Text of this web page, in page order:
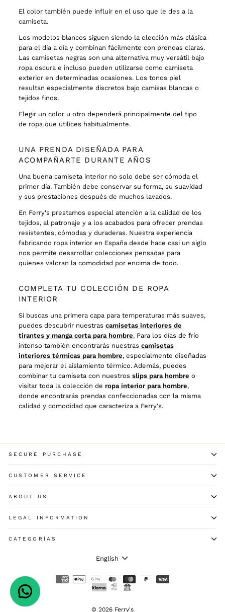
El color también puede influir en el uso que le des a la
camiseta.
Los modelos blancos siguen siendo la elección más clásica
para el día a día y combinan fácilmente con prendas claras.
Las camisetas negras son una alternativa muy versátil bajo
ropa oscura e incluso pueden utilizarse como camiseta
exterior en determinadas ocasiones. Los tonos piel
resultan especialmente discretos bajo camisas blancas o
tejidos finos.
Elegir un color u otro dependerá principalmente del tipo
de ropa que utilices habitualmente.
UNA PRENDA DISEÑADA PARA
ACOMPAÑARTE DURANTE AÑOS
Una buena camiseta interior no solo debe ser cómoda el
primer día. También debe conservar su forma, su suavidad
y sus prestaciones después de muchos lavados.
En Ferry's prestamos especial atención a la calidad de los
tejidos, al patronaje y a los acabados para ofrecer prendas
resistentes, cómodas y duraderas. Nuestra experiencia
fabricando ropa interior en España desde hace casi un siglo
nos permite desarrollar colecciones pensadas para
quienes valoran la comodidad por encima de todo.
COMPLETA TU COLECCIÓN DE ROPA
INTERIOR
Si buscas una primera capa para temperaturas más suaves,
puedes descubrir nuestras camisetas interiores de
tirantes y manga corta para hombre. Para los días de frío
intenso también encontrarás nuestras camisetas
interiores térmicas para hombre, especialmente diseñadas
para mejorar el aislamiento térmico. Además, puedes
combinar tu camiseta con nuestros slips para hombre o
visitar toda la colección de ropa interior para hombre,
donde encontrarás prendas confeccionadas con la misma
calidad y comodidad que caracteriza a Ferry's.
SECURE PURCHASE
CUSTOMER SERVICE
ABOUT US
LEGAL INFORMATION
CATEGORÍAS
LANGUAGE
English
© 2026 Ferry's